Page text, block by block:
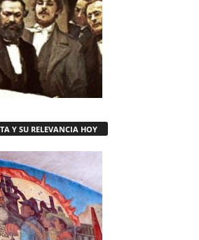
Y SU RELEVANCIA HOY